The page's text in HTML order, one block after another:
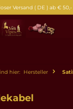
Versand ( DE ) ab €
hier: Hersteller